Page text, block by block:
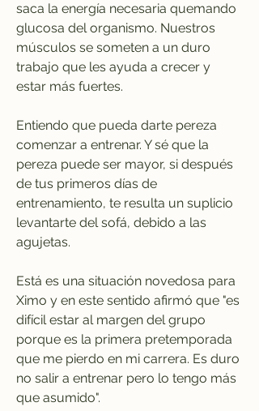
saca la energía necesaria quemando
glucosa del organismo. Nuestros
músculos se someten a un duro
trabajo que les ayuda a crecer y
estar más fuertes.
Entiendo que pueda darte pereza
comenzar a entrenar. Y sé que la
pereza puede ser mayor, si después
de tus primeros días de
entrenamiento, te resulta un suplicio
levantarte del sofá, debido a las
agujetas.
Está es una situación novedosa para
Ximo y en este sentido afirmó que "es
difícil estar al margen del grupo
porque es la primera pretemporada
que me pierdo en mi carrera. Es duro
no salir a entrenar pero lo tengo más
que asumido".